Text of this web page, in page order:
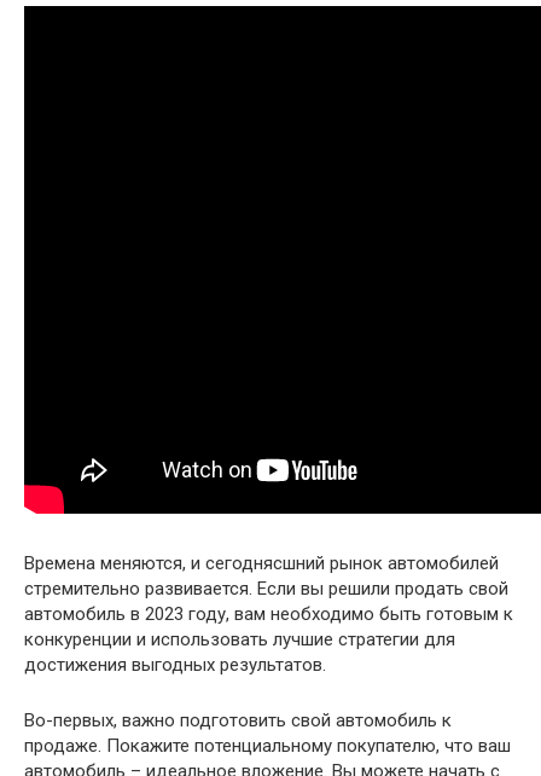
Времена меняются, и сегоднясшний рынок автомобилей
стремительно развивается. Если вы решили продать свой
автомобиль в 2023 году, вам необходимо быть готовым к
конкуренции и использовать лучшие стратегии для
достижения выгодных результатов.
Во-первых, важно подготовить свой автомобиль к
продаже. Покажите потенциальному покупателю, что ваш
автомобиль – идеальное вложение. Вы можете начать с